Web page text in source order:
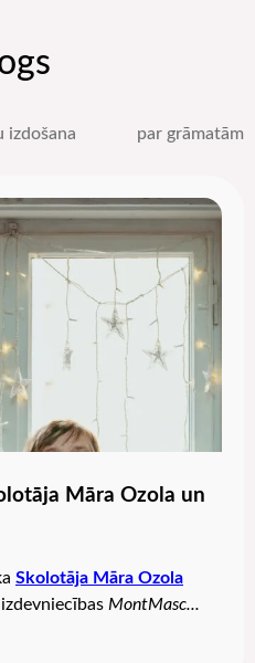
izdošana par grāmatām
Māra Ozola un
Skolotāja Māra Ozola
MontMasc...